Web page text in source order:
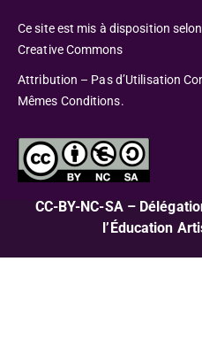
Ce site est mis à disposition
Creative Commons
Attribution – Pas d’Utilisation
Mêmes Conditions.
CC-BY-NC-SA –
l’Éducation